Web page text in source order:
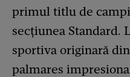
primul titlu de
secțiunea Standard.
sportiva originară
palmares